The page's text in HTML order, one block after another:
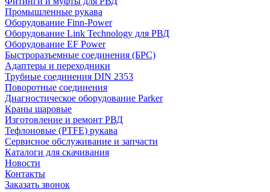
Промышленные рукава
Оборудование Finn-Power
Оборудование Link Technology для РВД
Оборудование EF Power
Быстроразъемные соединения (БРС)
Адаптеры и переходники
Трубные соединения DIN 2353
Поворотные соединения
Диагностическое оборудование Parker
Краны шаровые
Изготовление и ремонт РВД
Тефлоновые (PTFE) рукава
Сервисное обслуживание и запчасти
Каталоги для скачивания
Новости
Контакты
Заказать звонок